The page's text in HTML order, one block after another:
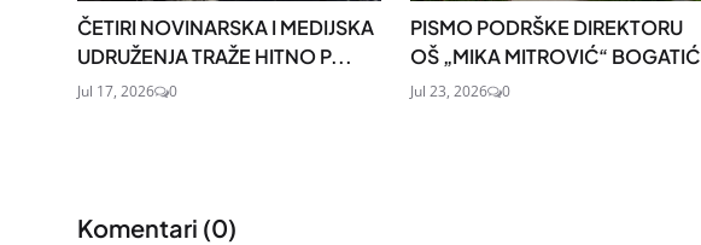
ČETIRI NOVINARSKA I MEDIJSKA
UDRUŽENJA TRAŽE HITNO P...
Jul 17, 2026 0
PISMO PODRŠKE DIREKTORU
OŠ „MIKA MITROVIĆ“ BOGATIĆ
Jul 23, 2026 0
Komentari (0)